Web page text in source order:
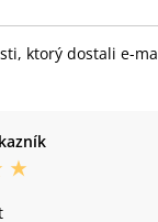
ktorý dostali e-